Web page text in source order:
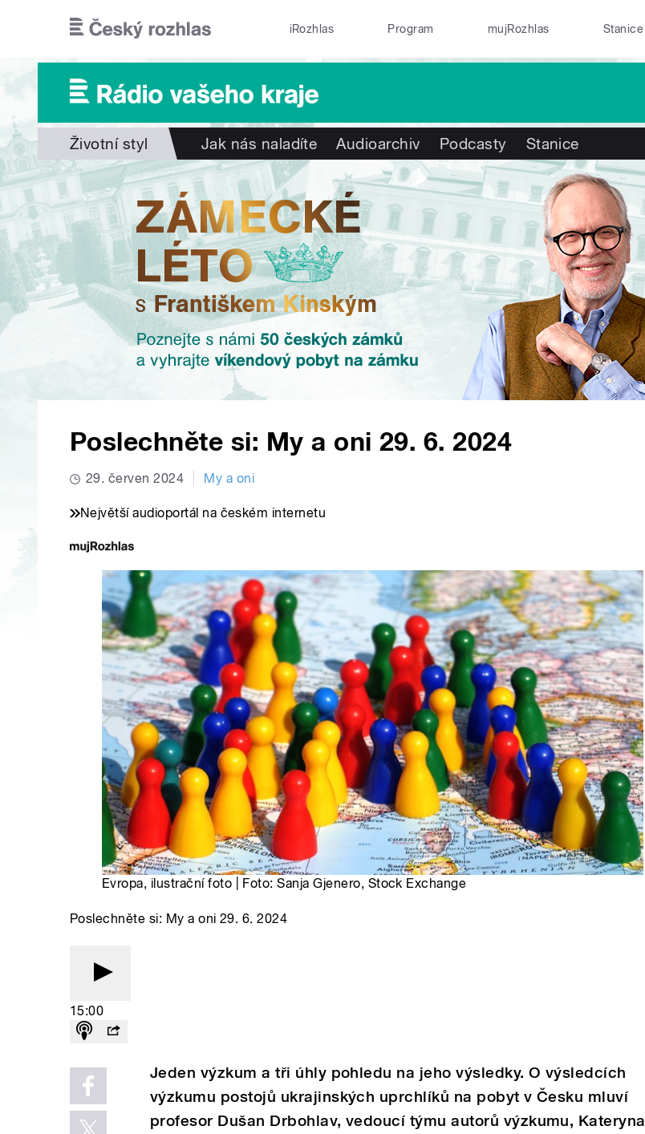
iRozhlas Program mujRozhlas Stanice
Životní styl Jak nás naladíte Audioarchiv Podcasty Stanice
Poslechněte si: My a oni 29. 6. 2024
29. červen 2024 My a oni
Největší audioportál na českém internetu
Evropa, ilustrační foto | Foto: Sanja Gjenero, Stock Exchange
Poslechněte si: My a oni 29. 6. 2024
15:00
Jeden výzkum a tři úhly pohledu na jeho výsledky. O výsledcích
výzkumu postojů ukrajinských uprchlíků na pobyt v Česku mluví
profesor Dušan Drbohlav, vedoucí týmu autorů výzkumu, Kateryna